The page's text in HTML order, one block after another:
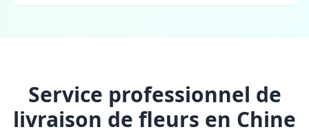
Service professionnel de
livraison de fleurs en Chine